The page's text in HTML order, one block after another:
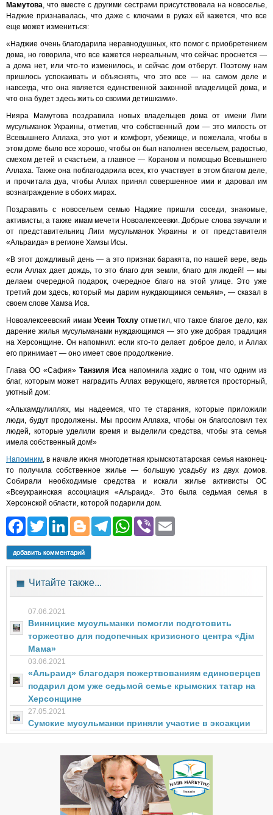
Мамутова, что вместе с другими сестрами присутствовала на новоселье,
Наджие признавалась, что даже с ключами в руках ей кажется, что все
еще может измениться:
«Наджие очень благодарила неравнодушных, кто помог с приобретением
дома, но говорила, что все кажется нереальным, что сейчас проснется —
а дома нет, или что-то изменилось, и сейчас дом отберут. Поэтому нам
пришлось успокаивать и объяснять, что это все — на самом деле и
навсегда, что она является единственной законной владелицей дома, и
что она будет здесь жить со своими детишками».
Нияра Мамутова поздравила новых владельцев дома от имени Лиги
мусульманок Украины, отметив, что собственный дом — это милость от
Всевышнего Аллаха, это уют и комфорт, убежище, и пожелала, чтобы в
этом доме было все хорошо, чтобы он был наполнен весельем, радостью,
смехом детей и счастьем, а главное — Кораном и помощью Всевышнего
Аллаха. Также она поблагодарила всех, кто участвует в этом благом деле,
и прочитала дуа, чтобы Аллах принял совершенное ими и даровал им
вознаграждение в обоих мирах.
Поздравить с новосельем семью Наджие пришли соседи, знакомые,
активисты, а также имам мечети Новоалексеевки. Добрые слова звучали и
от представительниц Лиги мусульманок Украины и от представителя
«Альраида» в регионе Хамзы Исы.
«В этот дождливый день — а это признак баракята, по нашей вере, ведь
если Аллах дает дождь, то это благо для земли, благо для людей! — мы
делаем очередной подарок, очередное благо на этой улице. Это уже
третий дом здесь, который мы дарим нуждающимся семьям», — сказал в
своем слове Хамза Иса.
Новоалексеевский имам Усеин Тохлуотметил, что такое благое дело, как
дарение жилья мусульманами нуждающимся — это уже добрая традиция
на Херсонщине. Он напомнил: если кто-то делает доброе дело, и Аллах
его принимает — оно имеет свое продолжение.
Глава ОО «Сафия» Танзиля Иса напомнила хадис о том, что одним из
благ, которым может наградить Аллах верующего, является просторный,
уютный дом:
«Альхамдулиллях, мы надеемся, что те старания, которые приложили
люди, будут продолжены. Мы просим Аллаха, чтобы он благословил тех
людей, которые уделили время и выделили средства, чтобы эта семья
имела собственный дом!»
Напомним, в начале июня многодетная крымскотатарская семья наконец-
то получила собственное жилье — большую усадьбу из двух домов.
Собирали необходимые средства и искали жилье активисты ОС
«Всеукраинская ассоциация «Альраид». Это была седьмая семья в
Херсонской области, которой подарили дом.
Facebook
Twitter
LinkedIn
Blogger
Telegram
WhatsApp
Viber
добавить комментарий
Читайте также...
07.06.2021
Винницкие мусульманки помогли подготовить
торжество для подопечных кризисного центра «Дім
Мама»
03.06.2021
«Альраид» благодаря пожертвованиям единоверцев
подарил дом уже седьмой семье крымских татар на
Херсонщине
27.05.2021
Сумские мусульманки приняли участие в экоакции